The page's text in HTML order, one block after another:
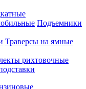
Подъемники
Траверсы на ямные
рихтовочные